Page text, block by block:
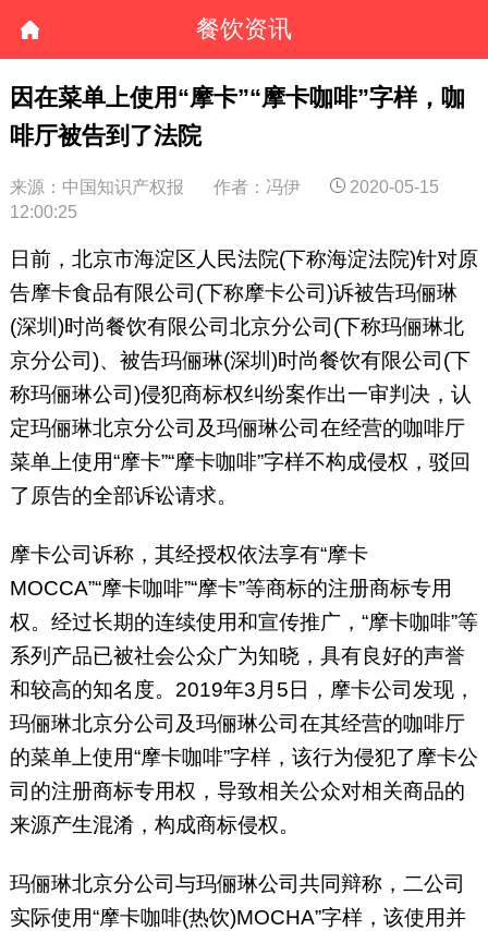
餐饮资讯
因在菜单上使用“摩卡”“摩卡咖啡”字样，咖
啡厅被告到了法院
来源：中国知识产权报 作者：冯伊
2020-05-15
12:00:25
日前，北京市海淀区人民法院(下称海淀法院)针对原
告摩卡食品有限公司(下称摩卡公司)诉被告玛俪琳
(深圳)时尚餐饮有限公司北京分公司(下称玛俪琳北
京分公司)、被告玛俪琳(深圳)时尚餐饮有限公司(下
称玛俪琳公司)侵犯商标权纠纷案作出一审判决，认
定玛俪琳北京分公司及玛俪琳公司在经营的咖啡厅
菜单上使用“摩卡”“摩卡咖啡”字样不构成侵权，驳回
了原告的全部诉讼请求。
摩卡公司诉称，其经授权依法享有“摩卡
MOCCA”“摩卡咖啡”“摩卡”等商标的注册商标专用
权。经过长期的连续使用和宣传推广，“摩卡咖啡”等
系列产品已被社会公众广为知晓，具有良好的声誉
和较高的知名度。2019年3月5日，摩卡公司发现，
玛俪琳北京分公司及玛俪琳公司在其经营的咖啡厅
的菜单上使用“摩卡咖啡”字样，该行为侵犯了摩卡公
司的注册商标专用权，导致相关公众对相关商品的
来源产生混淆，构成商标侵权。
玛俪琳北京分公司与玛俪琳公司共同辩称，二公司
实际使用“摩卡咖啡(热饮)MOCHA”字样，该使用并